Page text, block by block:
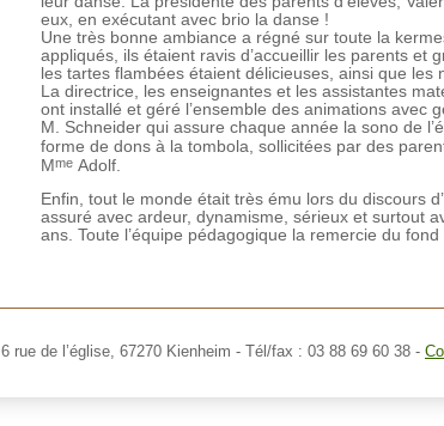
eux, en exécutant avec brio la danse !
Une très bonne ambiance a régné sur toute la
appliqués, ils étaient ravis d’accueillir les parents et
les tartes flambées étaient délicieuses, ainsi que
La directrice, les enseignantes et les assistantes
ont installé et géré l’ensemble des animations avec
M. Schneider qui assure chaque année la sono de
forme de dons à la tombola, sollicitées par des
Mme Adolf.
Enfin, tout le monde était très ému lors du discours
assuré avec ardeur, dynamisme, sérieux et surtout
ans. Toute l’équipe pédagogique la remercie du fond
6 rue de l’église, 67270 Kienheim - Tél/fax : 03 88 69 60 38 -